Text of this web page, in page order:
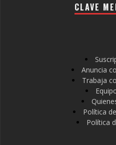
CLAVE
Anuncia
Trabaja
Política
Política